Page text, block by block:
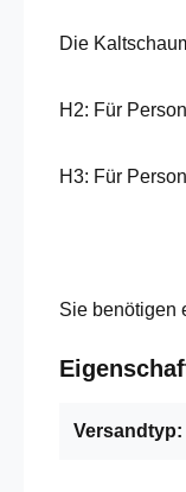
Die
H2: Für
H3: Für
Sie benötigen
Versandtyp: